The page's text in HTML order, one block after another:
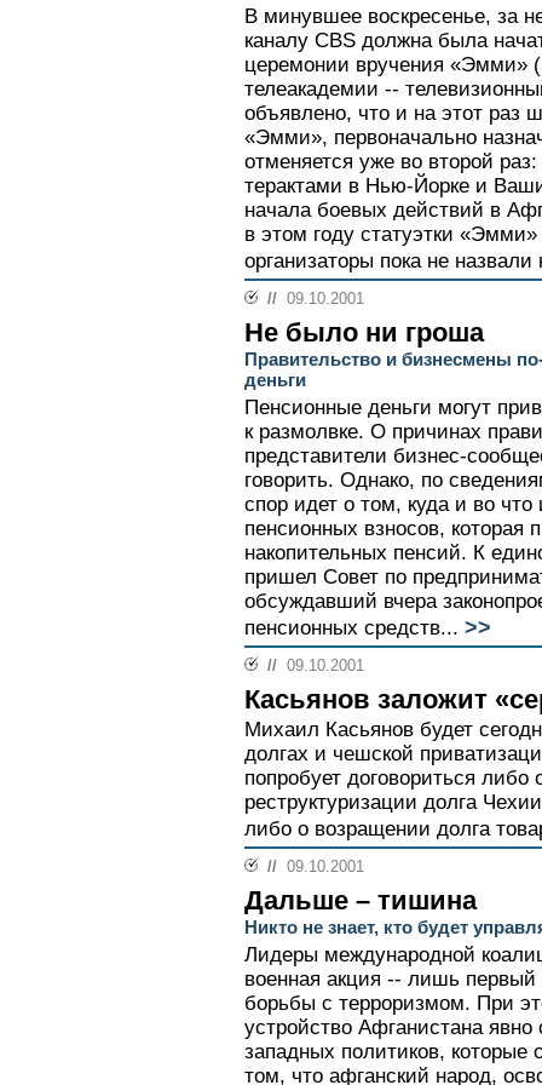
В минувшее воскресенье, за
каналу CBS должна была
церемонии вручения «Эмми»
телеакадемии --
объявлено, что и на этот раз
«Эмми», первоначально
отменяется уже во второй
терактами в Нью-Йорке и
начала боевых действий в
в этом году статуэтки
организаторы пока не назвали
// 09.10.2001
Не было ни гроша
Правительство и бизнесмены
деньги
Пенсионные деньги могут
к размолвке. О причинах
представители бизнес-
говорить. Однако, по
спор идет о том, куда и во что
пенсионных взносов, которая
накопительных пенсий. К
пришел Совет по
обсуждавший вчера
пенсионных средств... >>
// 09.10.2001
Касьянов заложит
Михаил Касьянов будет
долгах и чешской
попробует договориться либо
реструктуризации долга
либо о возращении долга
// 09.10.2001
Дальше – тишина
Никто не знает, кто будет
Лидеры международной
военная акция -- лишь
борьбы с терроризмом. При
устройство Афганистана
западных политиков, которые
том, что афганский народ,